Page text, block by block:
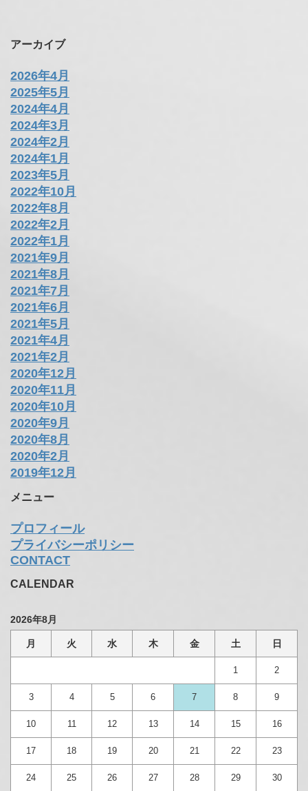
アーカイブ
2026年4月
2025年5月
2024年4月
2024年3月
2024年2月
2024年1月
2023年5月
2022年10月
2022年8月
2022年2月
2022年1月
2021年9月
2021年8月
2021年7月
2021年6月
2021年5月
2021年4月
2021年2月
2020年12月
2020年11月
2020年10月
2020年9月
2020年8月
2020年2月
2019年12月
メニュー
プロフィール
プライバシーポリシー
CONTACT
CALENDAR
2026年8月
月 火 水 木 金 土 日
1 2
3 4 5 6 7 8 9
10 11 12 13 14 15 16
17 18 19 20 21 22 23
24 25 26 27 28 29 30